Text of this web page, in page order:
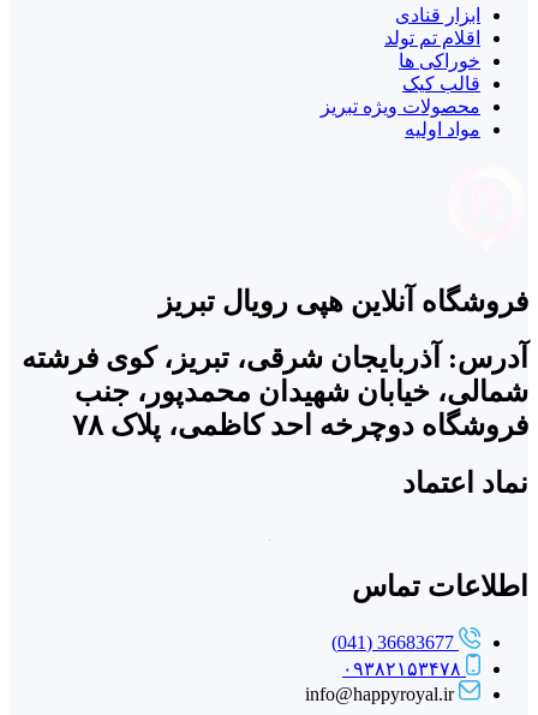
ابزار قنادی
اقلام تم تولد
خوراکی ها
قالب کیک
محصولات ویژه تبریز
مواد اولیه
فروشگاه آنلاین هپی رویال تبریز
آدرس: آذربایجان شرقی، تبریز، کوی فرشته
شمالی، خیابان شهیدان محمدپور، جنب
فروشگاه دوچرخه احد کاظمی، پلاک ۷۸
نماد اعتماد
اطلاعات تماس
36683677 (041)
۰۹۳۸۲۱۵۳۴۷۸
info@happyroyal.ir